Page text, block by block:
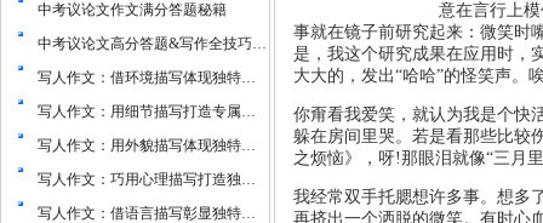
中考议论文作文满分答题秘籍
中考议论文高分答题&写作全技巧…
写人作文：借环境描写体现独特…
写人作文：用细节描写打造专属…
写人作文：用外貌描写体现独特…
写人作文：巧用心理描写打造独…
写人作文：借语言描写彰显独特…
意在言行上
事就在镜子前研究起来：微笑
是，我这个研究成果在应用时，
大大的，发出“哈哈”的怪笑声。
你甭看我爱笑，就认为我是个快
躲在房间里哭。若是看那些比较
之烦恼》，呀!那眼泪就像“三月
我经常双手托腮想许多事。想多
再挤出一个洒脱的微笑。有时心